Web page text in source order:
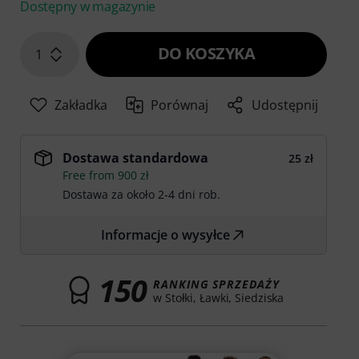
Dostępny w magazynie
1 DO KOSZYKA
Zakładka Porównaj Udostępnij
Dostawa standardowa
25 zł
Free from 900 zł
Dostawa za około 2-4 dni rob.
Informacje o wysyłce
150 RANKING SPRZEDAŻY
w Stołki, Ławki, Siedziska